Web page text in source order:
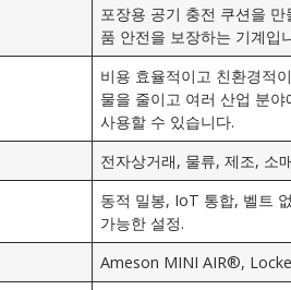
포장용 공기 충전 쿠션을 만
품 안전을 보장하는 기계입
비용 효율적이고 친환경적
물을 줄이고 여러 산업 분야
사용할 수 있습니다.
전자상거래, 물류, 제조, 소
동적 밀봉, IoT 통합, 벨트
가능한 설정.
Ameson MINI AIR®,